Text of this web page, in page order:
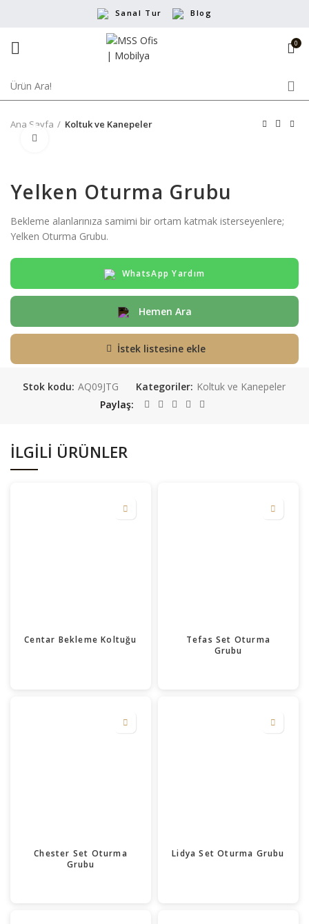
Sanal Tur Blog
0
Ana Sayfa
Koltuk ve Kanepeler
Yelken Oturma Grubu
Bekleme alanlarınıza samimi bir ortam katmak isterseyenlere;
Yelken Oturma Grubu.
WhatsApp Yardım
Hemen Ara
İstek listesine ekle
Stok kodu: AQ09JTG Kategoriler: Koltuk ve Kanepeler
Paylaş
İLGILI ÜRÜNLER
Centar Bekleme Koltuğu
Tefas Set Oturma
Grubu
Chester Set Oturma
Grubu
Lidya Set Oturma Grubu